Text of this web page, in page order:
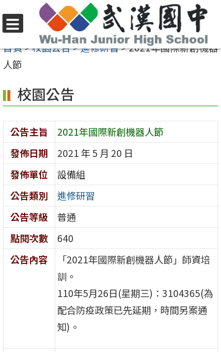
至
要
容
區
選
單
首頁>校園公告>進修研習>2021年國際新創機器
人節
校園公告
公告主旨
2021年國際新創機器人節
發佈日期
2021 年 5 月 20 日
發佈單位
設備組
公告類別
進修研習
公告等級
普通
點閱次數
640
公告內容
「2021年國際新創機器人節」師資培
訓。
110年5月26日(星期三)：3104365(為
配合防疫政策已先延期，時間另案通
知)。